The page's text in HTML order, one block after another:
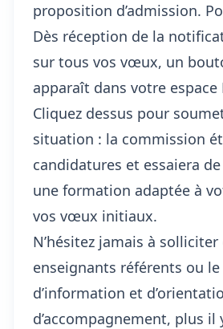
proposition d’admission.
Dès réception de la
sur tous vos vœux, un
apparaît dans votre espace
Cliquez dessus pour
situation : la commission
candidatures et essaiera
une formation adaptée à
vos vœux initiaux.
N’hésitez jamais à
enseignants référents ou
d’information et
d’accompagnement, plus il